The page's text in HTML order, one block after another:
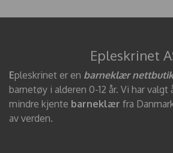
Epleskrinet
Epleskrinet er en barneklær
barnetøy i alderen 0-12 år. Vi har
mindre kjente barneklær fra
av verden.